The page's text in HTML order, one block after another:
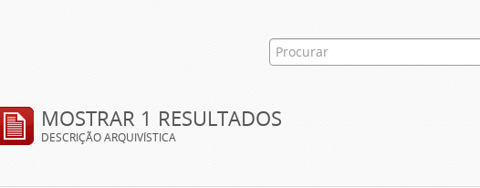
MOSTRAR 1 RESULTADOS
DESCRIÇÃO ARQUIVÍSTICA